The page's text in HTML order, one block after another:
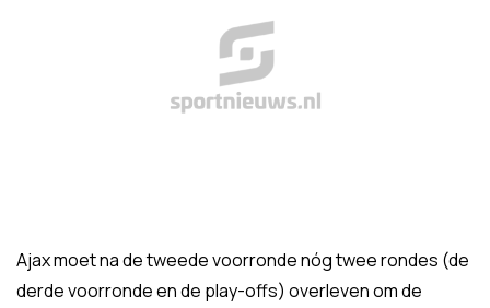
Ajax moet na de tweede voorronde nóg twee rondes (de
derde voorronde en de play-offs) overleven om de